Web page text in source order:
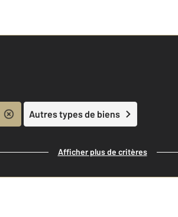
Autres types de biens
Afficher plus de critères